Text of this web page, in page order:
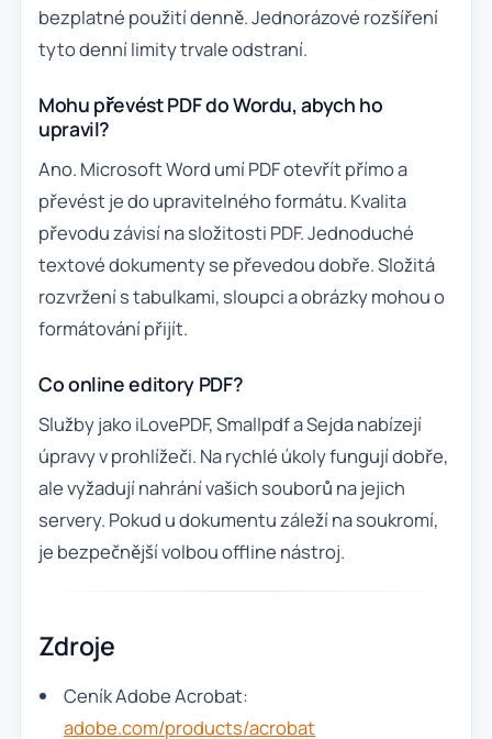
bezplatné použití denně. Jednorázové rozšíření
tyto denní limity trvale odstraní.
Mohu převést PDF do Wordu, abych ho
upravil?
Ano. Microsoft Word umí PDF otevřít přímo a
převést je do upravitelného formátu. Kvalita
převodu závisí na složitosti PDF. Jednoduché
textové dokumenty se převedou dobře. Složitá
rozvržení s tabulkami, sloupci a obrázky mohou o
formátování přijít.
Co online editory PDF?
Služby jako iLovePDF, Smallpdf a Sejda nabízejí
úpravy v prohlížeči. Na rychlé úkoly fungují dobře,
ale vyžadují nahrání vašich souborů na jejich
servery. Pokud u dokumentu záleží na soukromí,
je bezpečnější volbou offline nástroj.
Zdroje
Ceník Adobe Acrobat:
adobe.com/products/acrobat